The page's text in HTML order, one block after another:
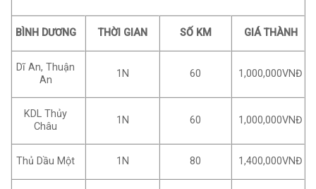
BÌNH DƯƠNG THỜI GIAN SỐ KM GIÁ THÀNH
Dĩ An, Thuận
An
1N 60 1,000,000VNĐ
KDL Thủy
Châu
1N 60 1,000,000VNĐ
Thủ Dầu Một 1N 80 1,400,000VNĐ